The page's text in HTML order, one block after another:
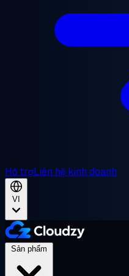
Hỗ trợLiên hệ kinh doanh
VI